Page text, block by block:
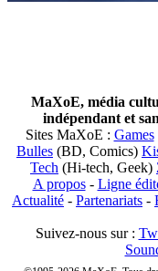
MaXoE, média
indépendant et
Sites MaXoE : Games
Bulles (BD, Comics)
Tech (Hi-tech, Geek)
A propos- Ligne
Actualité - Partenariats -
Suivez-nous sur :